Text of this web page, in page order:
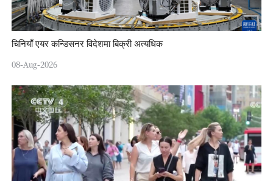
चिनियाँ एयर कन्डिसनर विदेशमा बिक्री अत्यधिक
08-Aug-2026